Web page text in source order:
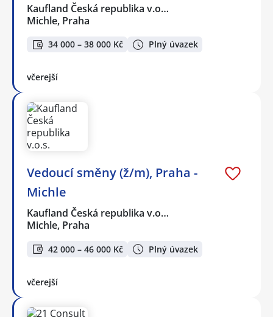
Kaufland Česká republika v.o…
Michle, Praha
34 000 – 38 000 Kč Plný úvazek
včerejší
Vedoucí směny (ž/m), Praha -
Michle
Kaufland Česká republika v.o…
Michle, Praha
42 000 – 46 000 Kč Plný úvazek
včerejší